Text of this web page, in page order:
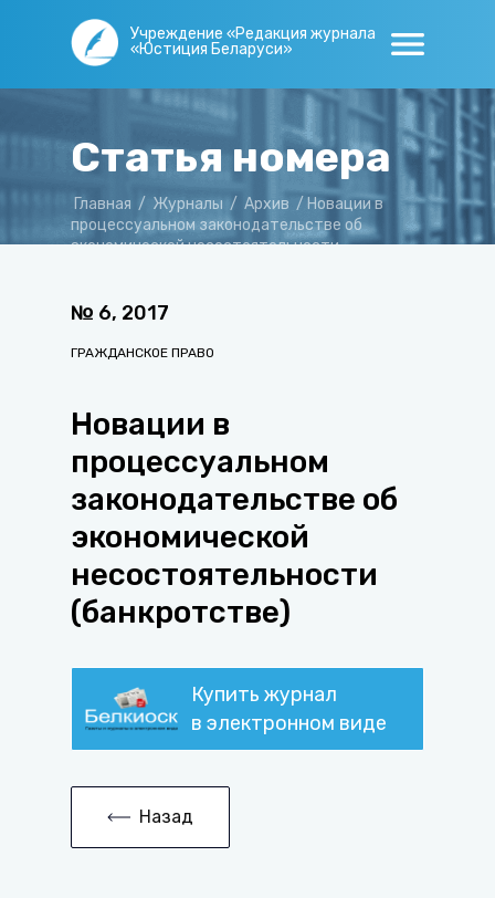
Учреждение «Редакция журнала
«Юстиция Беларуси»
Статья номера
Главная / Журналы / Архив / Новации в
процессуальном законодательстве об
экономической несостоятельности
№ 6, 2017
ГРАЖДАНСКОЕ ПРАВО
Новации в
процессуальном
законодательстве об
экономической
несостоятельности
(банкротстве)
Купить журнал
в электронном виде
Назад